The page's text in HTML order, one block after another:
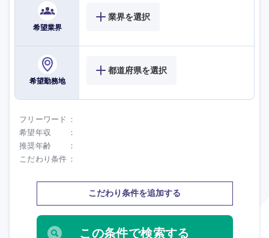
希望業界
業界を選択
希望勤務地
都道府県を選択
フリーワード
希望年収
推奨年齢
こだわり条件
こだわり条件を追加する